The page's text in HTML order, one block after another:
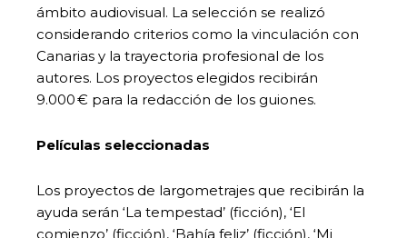
ámbito audiovisual. La selección se realizó
considerando criterios como la vinculación con
Canarias y la trayectoria profesional de los
autores. Los proyectos elegidos recibirán
9.000 € para la redacción de los guiones.
Películas seleccionadas
Los proyectos de largometrajes que recibirán la
ayuda serán ‘La tempestad’ (ficción), ‘El
comienzo’ (ficción), ‘Bahía feliz’ (ficción), ‘Mi